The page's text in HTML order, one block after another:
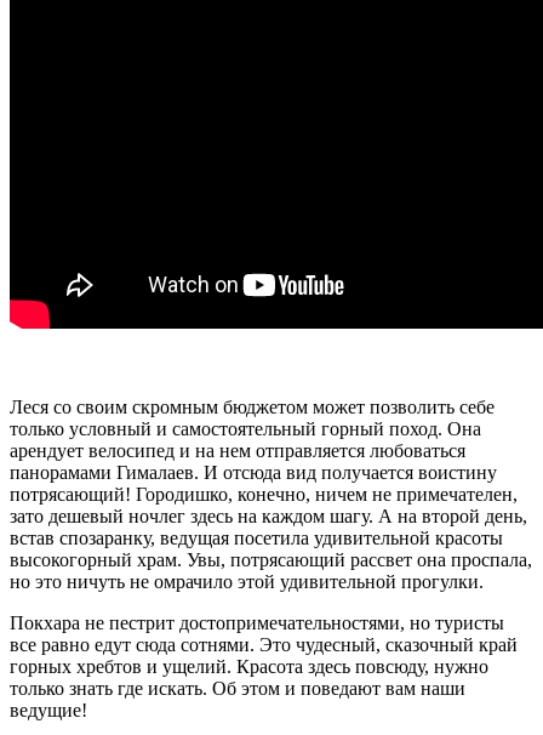
Леся со своим скромным бюджетом может позволить себе
только условный и самостоятельный горный поход. Она
арендует велосипед и на нем отправляется любоваться
панорамами Гималаев. И отсюда вид получается воистину
потрясающий! Городишко, конечно, ничем не примечателен,
зато дешевый ночлег здесь на каждом шагу. А на второй день,
встав спозаранку, ведущая посетила удивительной красоты
высокогорный храм. Увы, потрясающий рассвет она проспала,
но это ничуть не омрачило этой удивительной прогулки.
Покхара не пестрит достопримечательностями, но туристы
все равно едут сюда сотнями. Это чудесный, сказочный край
горных хребтов и ущелий. Красота здесь повсюду, нужно
только знать где искать. Об этом и поведают вам наши
ведущие!